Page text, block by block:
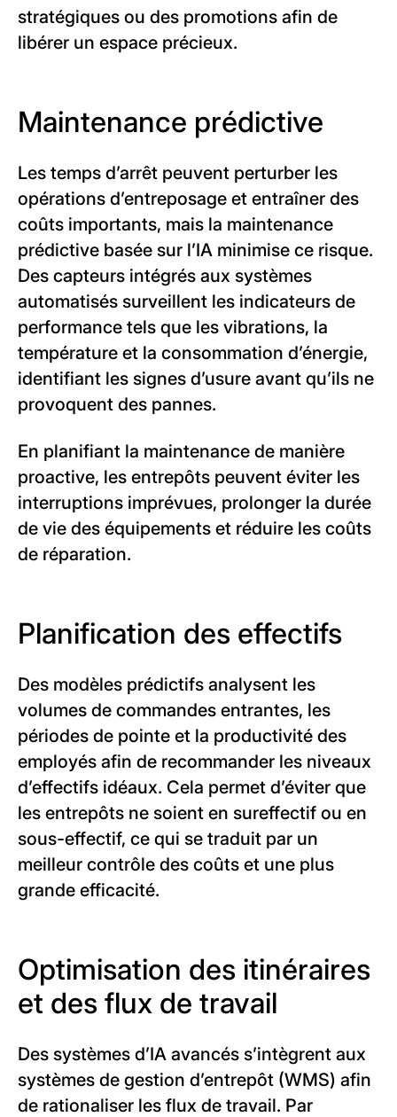
stratégiques ou des promotions afin de
libérer un espace précieux.
Maintenance prédictive
Les temps d’arrêt peuvent perturber les
opérations d’entreposage et entraîner des
coûts importants, mais la maintenance
prédictive basée sur l’IA minimise ce risque.
Des capteurs intégrés aux systèmes
automatisés surveillent les indicateurs de
performance tels que les vibrations, la
température et la consommation d’énergie,
identifiant les signes d’usure avant qu’ils ne
provoquent des pannes.
En planifiant la maintenance de manière
proactive, les entrepôts peuvent éviter les
interruptions imprévues, prolonger la durée
de vie des équipements et réduire les coûts
de réparation.
Planification des effectifs
Des modèles prédictifs analysent les
volumes de commandes entrantes, les
périodes de pointe et la productivité des
employés afin de recommander les niveaux
d’effectifs idéaux. Cela permet d’éviter que
les entrepôts ne soient en sureffectif ou en
sous-effectif, ce qui se traduit par un
meilleur contrôle des coûts et une plus
grande efficacité.
Optimisation des itinéraires
et des flux de travail
Des systèmes d’IA avancés s’intègrent aux
systèmes de gestion d’entrepôt (WMS) afin
de rationaliser les flux de travail. Par